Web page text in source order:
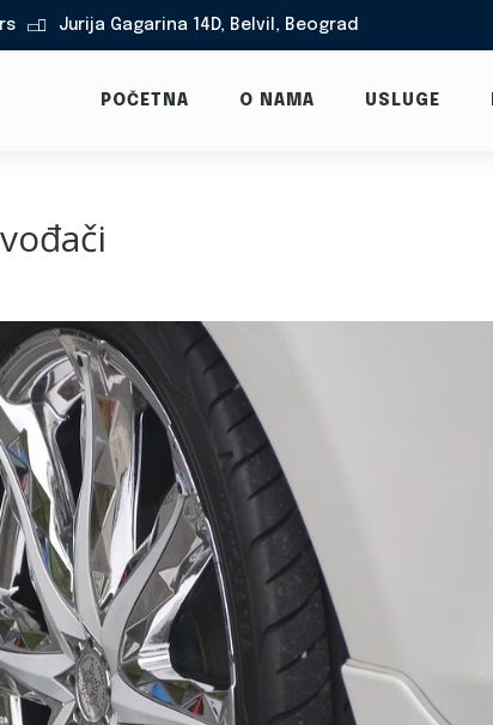
 Jurija Gagarina 14D, Belvil, Beograd
POČETNA O NAMA USLUGE